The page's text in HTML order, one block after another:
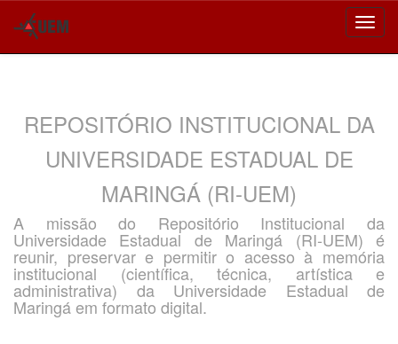
REPOSITÓRIO INSTITUCIONAL DA
UNIVERSIDADE ESTADUAL DE
MARINGÁ (RI-UEM)
A missão do Repositório Institucional da
Universidade Estadual de Maringá (RI-UEM) é
reunir, preservar e permitir o acesso à memória
institucional (científica, técnica, artística e
administrativa) da Universidade Estadual de
Maringá em formato digital.